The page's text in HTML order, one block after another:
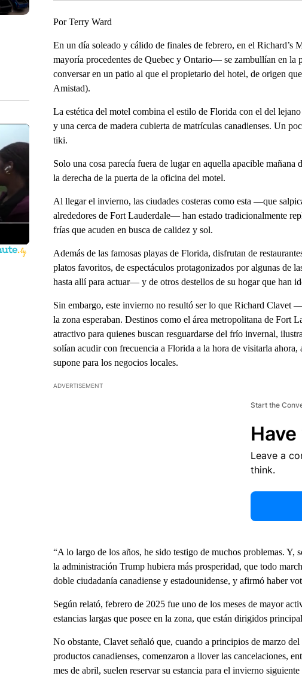
Por Terry Ward
En un día soleado y cálido de finales de febrero, en el
mayoría procedentes de Quebec y Ontario— se zambullían en la
conversar en un patio al que el propietario del hotel, de origen
Amistad).
La ​​estética del motel combina el estilo de Florida con el del
y una cerca de madera cubierta de matrículas canadienses. Un
tiki.
Solo una cosa parecía fuera de lugar en aquella apacible
la derecha de la puerta de la oficina del motel.
Al llegar el invierno, las ciudades costeras como esta —que
alrededores de Fort Lauderdale— han estado tradicionalmente
frías que acuden en busca de calidez y sol.
Además de las famosas playas de Florida, disfrutan de
platos favoritos, de espectáculos protagonizados por algunas de
hasta allí para actuar— y de otros destellos de su hogar que han
Sin embargo, este invierno no resultó ser lo que Richard
la zona esperaban. Destinos como el área metropolitana de Fort
atractivo para quienes buscan resguardarse del frío invernal,
solían acudir con frecuencia a Florida a la hora de visitarla
supone para los negocios locales.
ADVERTISEMENT
Start the
Leave a
think.
“A lo largo de los años, he sido testigo de muchos problemas. Y,
la administración Trump hubiera más prosperidad, que todo
doble ciudadanía canadiense y estadounidense, y afirmó haber
Según relató, febrero de 2025 fue uno de los meses de mayor
estancias largas que posee en la zona, que están dirigidos
No obstante, Clavet señaló que, cuando a principios de marzo
productos canadienses, comenzaron a llover las cancelaciones,
mes de abril, suelen reservar su estancia para el invierno